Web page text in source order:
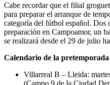
Cabe recordar que el filial
para preparar el arranque de
categoría del fútbol español. Dos
preparación en Campoamor, un
se realizará desde el 29 de julio
Calendario de la
Villarreal B – Lleida:
(Campo 9 de la Ciudad